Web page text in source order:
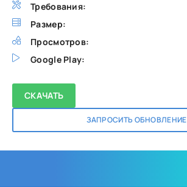
Требования:
Размер:
Просмотров:
Google Play:
СКАЧАТЬ
ЗАПРОСИТЬ ОБНОВЛЕНИЕ